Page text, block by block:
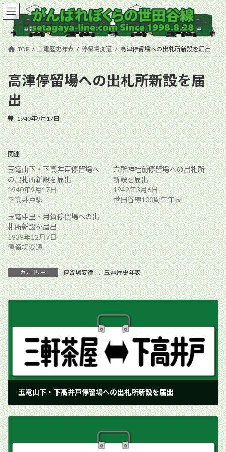
コ
ン
テ
ン
ツ
へ
ス
キ
ッ
プ
ナ
ビ
ゲ
ー
シ
ョ
ン
に
移
動
TOP 玉電歴史年表 停留場変遷 高津停留場への出札所新設を届出
高津停留場への出札所新設を届
出
1940年9月17日
関連
玉電山下・下高井戸停留場へ
の出札所新設を届出
1940年9月17日
下高井戸駅
六所神社前停留場への出札所
新設を届出
1942年3月6日
世田谷線100周年年表
玉電中里・用賀停留場への出
札所新設を届出
1939年12月7日
停留場変遷
カテゴリー 停留場変遷 、玉電歴史年表
玉電山下・下高井戸停留場への出札所新設を届出
1940年9月17日